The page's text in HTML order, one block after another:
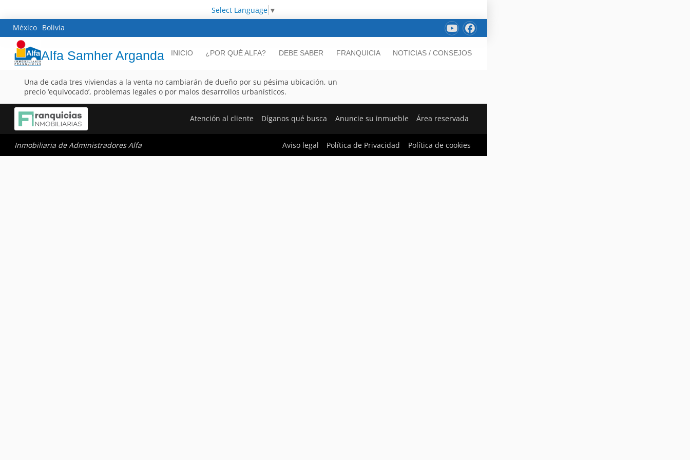
Select Language ▼
México Bolivia
Alfa Samher Arganda INICIO ¿POR QUÉ ALFA? DEBE SABER FRANQUICIA NOTICIAS / CONSEJOS
Una de cada tres viviendas a la venta no cambiarán de dueño por su pésima ubicación, un
precio ‘equivocado’, problemas legales o por malos desarrollos urbanísticos.
Atención al cliente Díganos qué busca Anuncie su inmueble Área reservada
Inmobiliaria de Administradores Alfa Aviso legal Política de Privacidad Política de cookies